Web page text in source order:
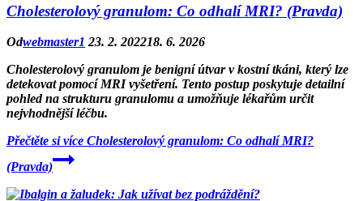
Cholesterolový granulom: Co odhalí MRI? (Pravda)
Odwebmaster1 23. 2. 202218. 6. 2026
Cholesterolový granulom je benigní útvar v kostní tkáni, který lze
detekovat pomocí MRI vyšetření. Tento postup poskytuje detailní
pohled na strukturu granulomu a umožňuje lékařům určit
nejvhodnější léčbu.
Přečtěte si více Cholesterolový granulom: Co odhalí MRI?
(Pravda)